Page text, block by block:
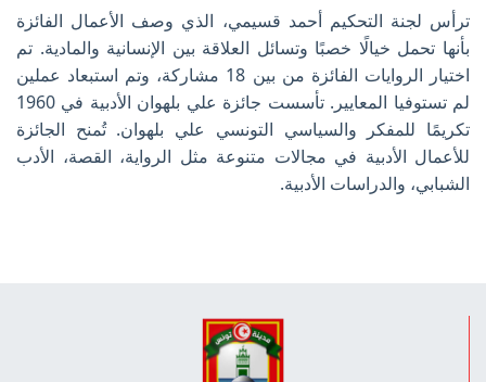
ترأس لجنة التحكيم أحمد قسيمي، الذي وصف الأعمال الفائزة
بأنها تحمل خيالًا خصبًا وتسائل العلاقة بين الإنسانية والمادية. تم
اختيار الروايات الفائزة من بين 18 مشاركة، وتم استبعاد عملين
لم تستوفيا المعايير. تأسست جائزة علي بلهوان الأدبية في 1960
تكريمًا للمفكر والسياسي التونسي علي بلهوان. تُمنح الجائزة
للأعمال الأدبية في مجالات متنوعة مثل الرواية، القصة، الأدب
الشبابي، والدراسات الأدبية.